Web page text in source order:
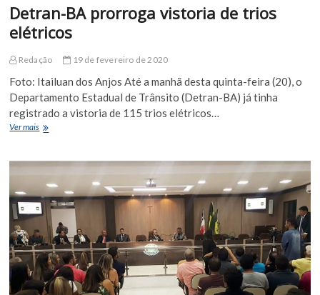
Detran-BA prorroga vistoria de trios
elétricos
Redação 19 de fevereiro de 2020
Foto: Itailuan dos Anjos Até a manhã desta quinta-feira (20), o
Departamento Estadual de Trânsito (Detran-BA) já tinha
registrado a vistoria de 115 trios elétricos…
Ver maisDetran-
vistoria
trios
elétricos